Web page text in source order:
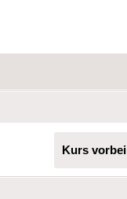
Kurs vorbei